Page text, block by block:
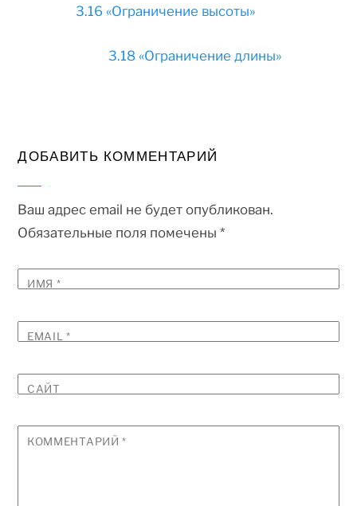
3.16 «Ограничение высоты»
3.18 «Ограничение длины»
ДОБАВИТЬ КОММЕНТАРИЙ
Ваш адрес email не будет опубликован.
Обязательные поля помечены*
ИМЯ *
EMAIL *
САЙТ
КОММЕНТАРИЙ *